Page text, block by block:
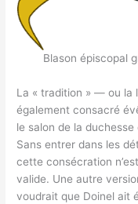
Blason épiscopal
La « tradition » — ou la
également consacré
le salon de la duchesse
Sans entrer dans les
cette consécration
valide. Une autre
voudrait que Doinel ait